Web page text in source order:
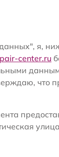
я,
center.ru
что